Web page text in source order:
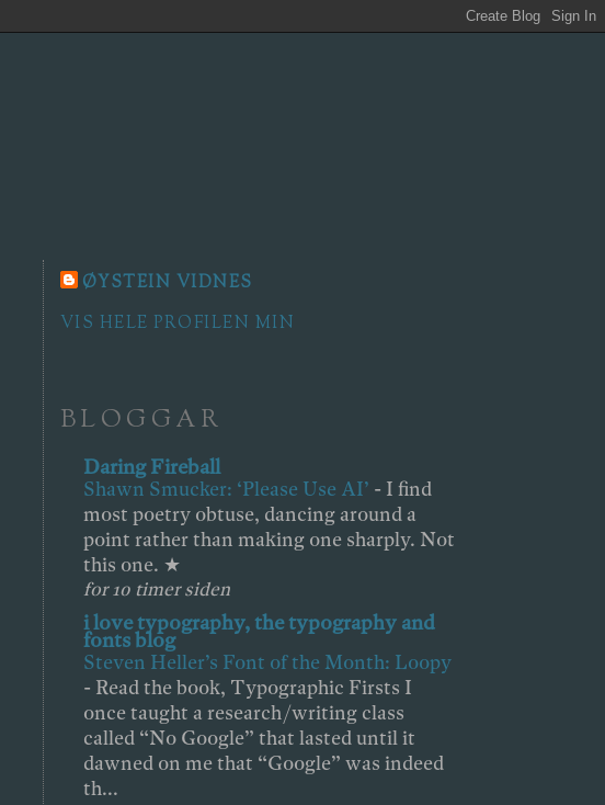
ØYSTEIN VIDNES
VIS HELE PROFILEN MIN
BLOGGAR
Daring Fireball
Shawn Smucker: ‘Please Use AI’ - I find
most poetry obtuse, dancing around a
point rather than making one sharply. Not
this one. ★
for 10 timer siden
i love typography, the typography and
fonts blog
Steven Heller’s Font of the Month: Loopy
- Read the book, Typographic Firsts I
once taught a research/writing class
called “No Google” that lasted until it
dawned on me that “Google” was indeed
th...